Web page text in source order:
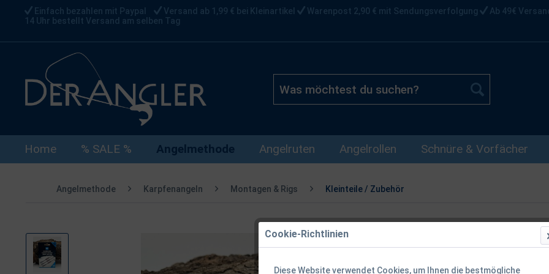
Einfach bezahlen mit Paypal Versand ab 1,99 € bei Kleinartikel Warenpost 2,90 € mit Sendungsverfolgung Ab 49€
14 Uhr bestellt Versand am selben Tag
Home % SALE % Angelmethode Angelruten Angelrollen Schnüre & Vorfächer
Angelmethode Karpfenangeln Montagen & Rigs Kleinteile / Zubehör
Nash Cling
Leader 45lb
Cookie-Richtlinien
Diese Website verwendet Cookies, um Ihnen die bestmögliche